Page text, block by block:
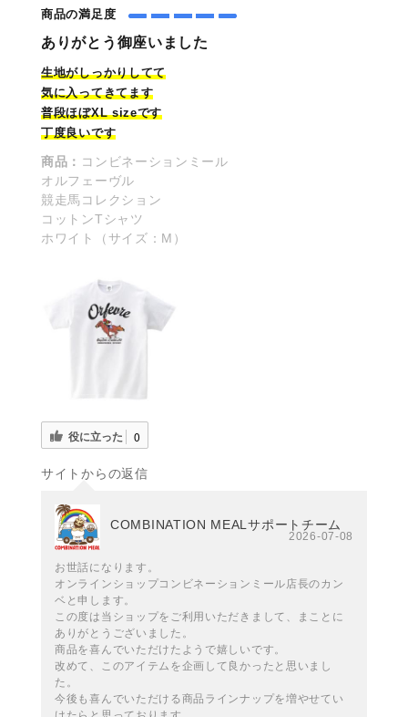
商品の満足度
ありがとう御座いました
生地がしっかりしてて
気に入ってきてます
普段ほぼXL sizeです
丁度良いです
商品： コンビネーションミール
オルフェーヴル
競走馬コレクション
コットンTシャツ
ホワイト（サイズ：M）
役に立った 0
サイトからの返信
COMBINATION MEALサポートチーム
2026-07-08
お世話になります。
オンラインショップコンビネーションミール店長のカン
ベと申します。
この度は当ショップをご利用いただきまして、まことに
ありがとうございました。
商品を喜んでいただけたようで嬉しいです。
改めて、このアイテムを企画して良かったと思いまし
た。
今後も喜んでいただける商品ラインナップを増やせてい